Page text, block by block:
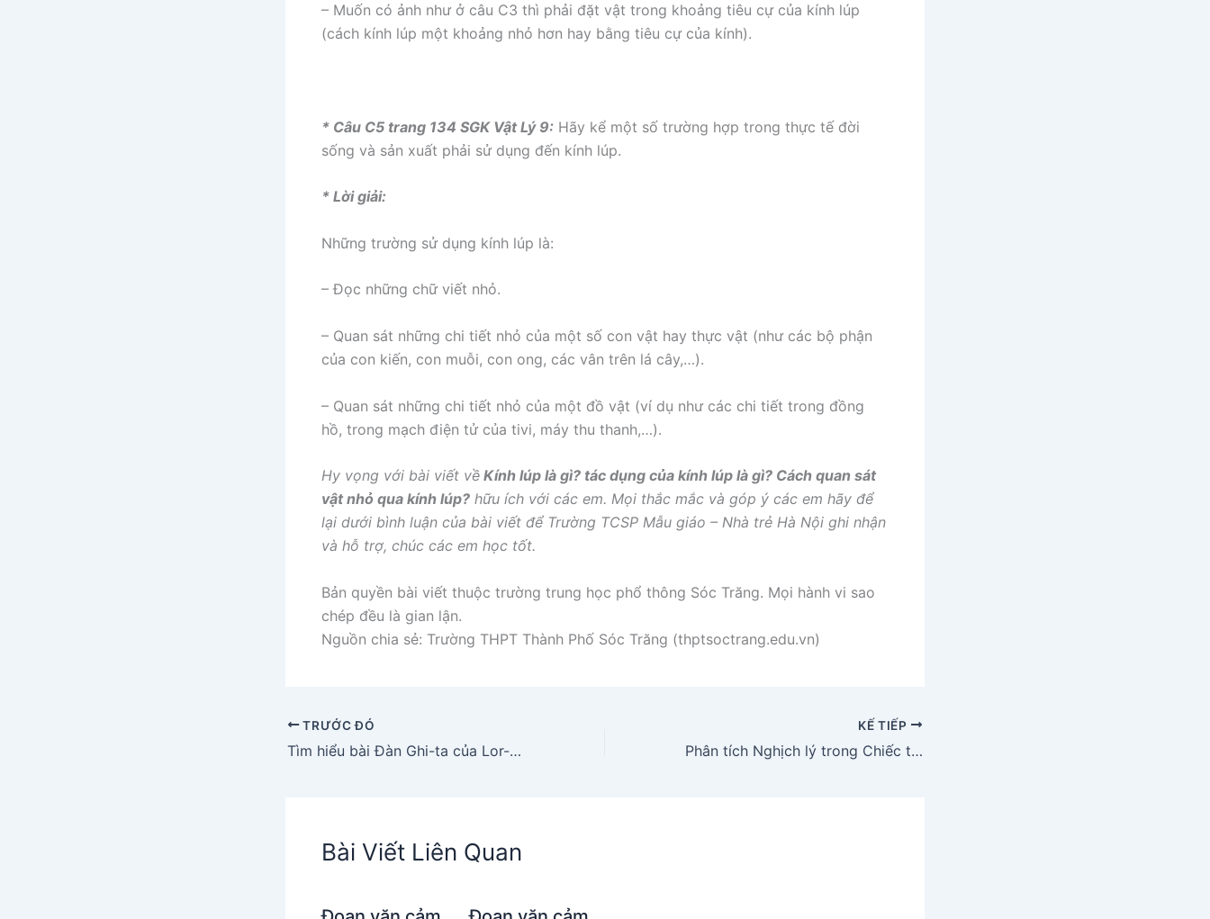
– Muốn có ảnh như ở câu C3 thì phải đặt vật trong khoảng tiêu cự của kính lúp
(cách kính lúp một khoảng nhỏ hơn hay bằng tiêu cự của kính).
* Câu C5 trang 134 SGK Vật Lý 9: Hãy kể một số trường hợp trong thực tế đời
sống và sản xuất phải sử dụng đến kính lúp.
* Lời giải:
Những trường sử dụng kính lúp là:
– Đọc những chữ viết nhỏ.
– Quan sát những chi tiết nhỏ của một số con vật hay thực vật (như các bộ phận
của con kiến, con muỗi, con ong, các vân trên lá cây,…).
– Quan sát những chi tiết nhỏ của một đồ vật (ví dụ như các chi tiết trong đồng
hồ, trong mạch điện tử của tivi, máy thu thanh,…).
Hy vọng với bài viết về Kính lúp là gì? tác dụng của kính lúp là gì? Cách quan sát
vật nhỏ qua kính lúp? hữu ích với các em. Mọi thắc mắc và góp ý các em hãy để
lại dưới bình luận của bài viết để Trường TCSP Mẫu giáo – Nhà trẻ Hà Nội ghi nhận
và hỗ trợ, chúc các em học tốt.
Bản quyền bài viết thuộc trường trung học phổ thông Sóc Trăng. Mọi hành vi sao
chép đều là gian lận.
Nguồn chia sẻ: Trường THPT Thành Phố Sóc Trăng (thptsoctrang.edu.vn)
TRƯỚC ĐÓ
Tìm hiểu bài Đàn Ghi-ta của Lor-ca
KẾ TIẾP
Phân tích Nghịch lý trong Chiếc thuyền ngoài xa
Bài Viết Liên Quan